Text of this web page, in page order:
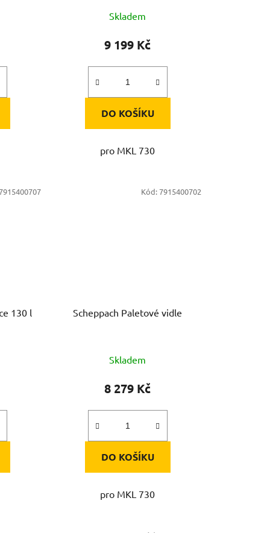
Skladem
9 199 Kč
DO KOŠÍKU
pro MKL 730
130 l Scheppach Paletové vidle
Skladem
8 279 Kč
DO KOŠÍKU
pro MKL 730
Kód:7915400702